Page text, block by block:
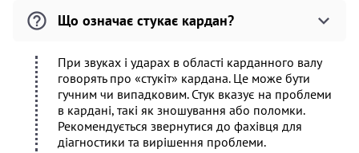
Що означає стукає кардан?
При звуках і ударах в області карданного валу
говорять про «стукіт» кардана. Це може бути
гучним чи випадковим. Стук вказує на проблеми
в кардані, такі як зношування або поломки.
Рекомендується звернутися до фахівця для
діагностики та вирішення проблеми.